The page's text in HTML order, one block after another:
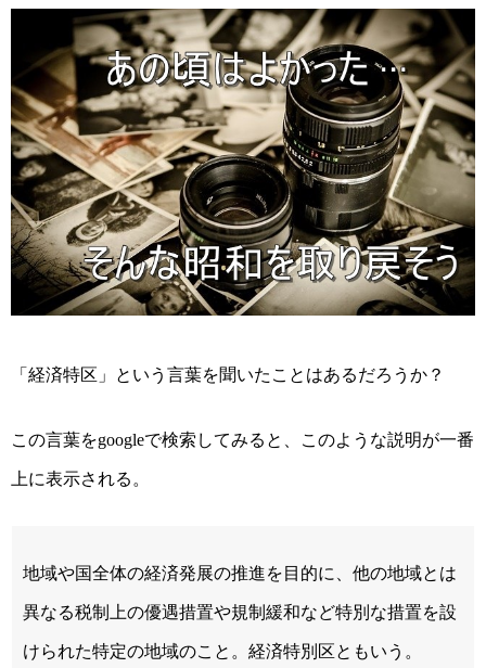
「経済特区」という言葉を聞いたことはあるだろうか？
この言葉をgoogleで検索してみると、このような説明が一番
上に表示される。
地域や国全体の経済発展の推進を目的に、他の地域とは
異なる税制上の優遇措置や規制緩和など特別な措置を設
けられた特定の地域のこと。経済特別区ともいう。